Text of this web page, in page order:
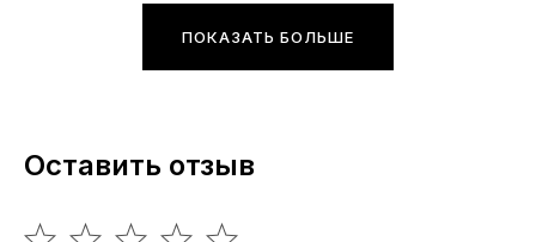
ПОКАЗАТЬ БОЛЬШЕ
Оставить отзыв